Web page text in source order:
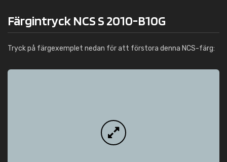
Färgintryck NCS S 2010-B10G
Tryck på färgexemplet nedan för att förstora denna NCS-färg: